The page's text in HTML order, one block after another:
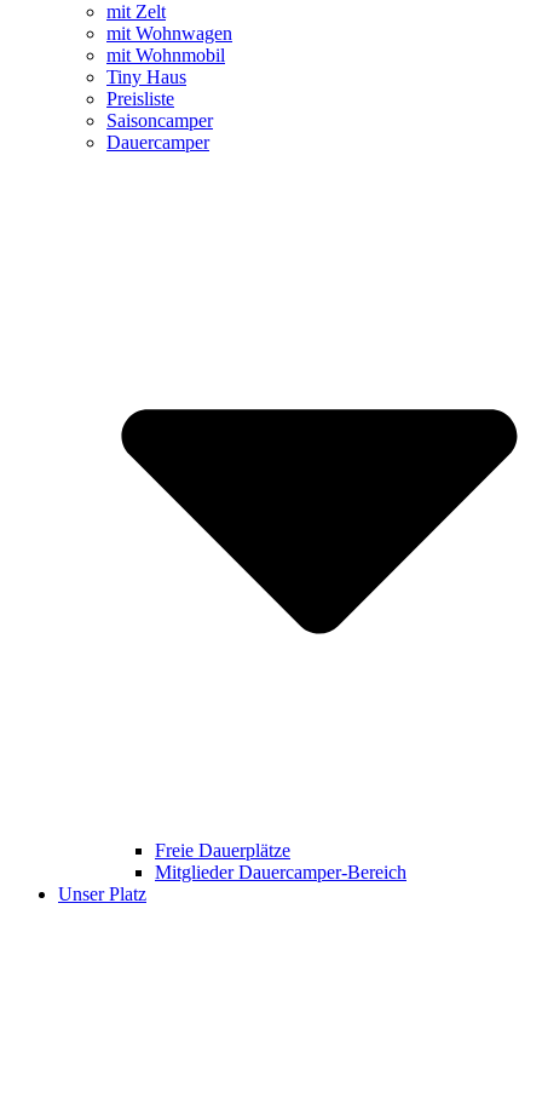
mit Zelt
mit Wohnwagen
mit Wohnmobil
Tiny Haus
Preisliste
Saisoncamper
Dauercamper
Freie Dauerplätze
Mitglieder Dauercamper-Bereich
Unser Platz